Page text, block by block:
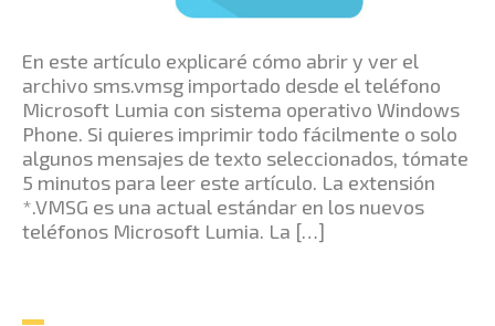
En este artículo explicaré cómo abrir y ver el
archivo sms.vmsg importado desde el teléfono
Microsoft Lumia con sistema operativo Windows
Phone. Si quieres imprimir todo fácilmente o solo
algunos mensajes de texto seleccionados, tómate
5 minutos para leer este artículo. La extensión
*.VMSG es una actual estándar en los nuevos
teléfonos Microsoft Lumia. La […]